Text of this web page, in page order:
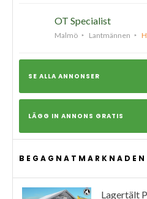
OT Specialist
Malmö Lantmännen
SE ALLA ANNONSER
LÄGG IN ANNONS GRATIS
BEGAGNATMARKNADEN
Lagertält